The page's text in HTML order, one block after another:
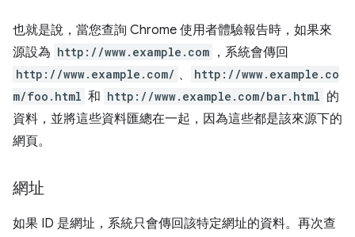
也就是說，當您查詢 Chrome 使用者體驗報告時，如果來
源設為 http://www.example.com ，系統會傳回
http://www.example.com/ 、
http://www.example.co
m/foo.html 和 http://www.example.com/bar.html 的
資料，並將這些資料匯總在一起，因為這些都是該來源下的
網頁。
網址
如果 ID 是網址，系統只會傳回該特定網址的資料。再次查